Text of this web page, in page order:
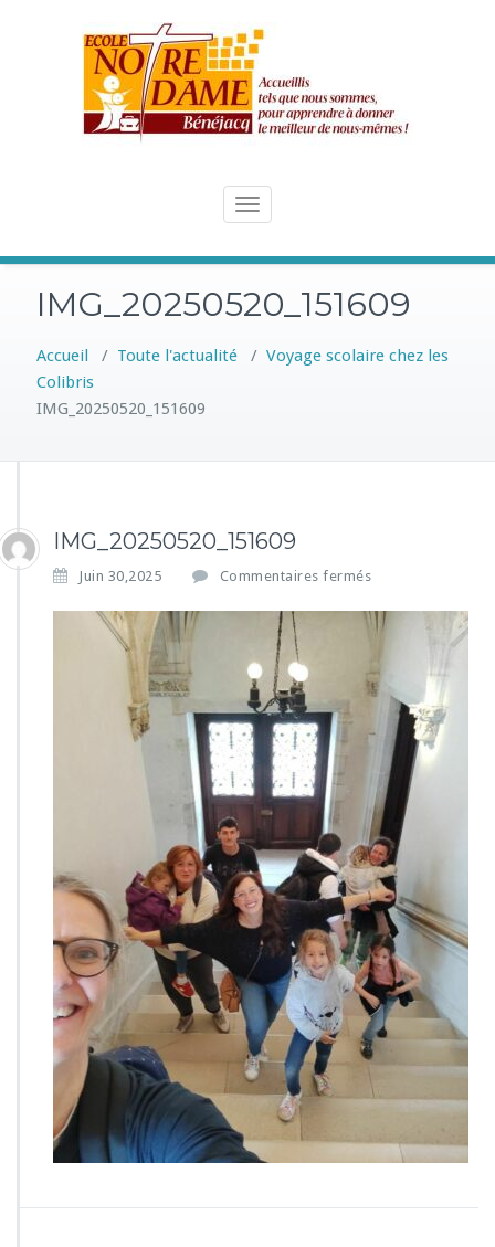
Toggle
IMG_20250520_151609
Accueil / Toute l'actualité / Voyage scolaire chez les
Colibris
IMG_20250520_151609
IMG_20250520_151609
Juin 30,2025 Commentaires fermés
r
G
2
5
0
5
2
0
_
1
5
1
6
0
9